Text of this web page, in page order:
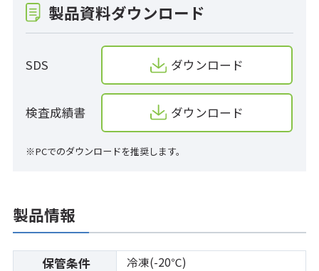
製品資料ダウンロード
SDS ダウンロード
検査成績書 ダウンロード
※PCでのダウンロードを推奨します。
製品情報
保管条件 冷凍(-20℃)